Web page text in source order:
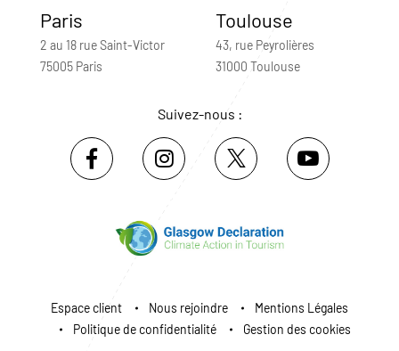
Paris
2 au 18 rue Saint-Victor
75005 Paris
Toulouse
43, rue Peyrolières
31000 Toulouse
Suivez-nous :
Espace client Nous rejoindre
Mentions Légales
Politique de confidentialité
Gestion des cookies